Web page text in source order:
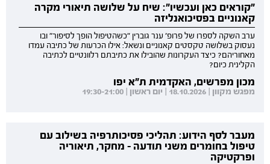
"קוראים כאן ועכשיו": שיח על שלושה תיאורי מקרה
קאנוניים בפסיכואנליזה
ערב השקה לספרו של פרופ' ענר גוברין "כשהטיפול הופך לסיפור" ובו
נעסוק בשלושה טקסטים קאנוניים ונשאל: אילו הכרעות של כתיבה עמדו
מאחוריהם? כיצד העקרונות שהובילו את כתיבתם רלוונטיים לכתיבה
הקלינית כיום?
מכון מפרשים, האקדמית ת"א יפו
מפגש מקוון | 18.10.2026 | יום ראשון | 19:30-21:00
מעבר לסף הידוע: תהליכי פסיכותרפיה בשילוב עם
טיפול בחומרים משני תודעה - מחקר, תיאוריה
ופרקטיקה